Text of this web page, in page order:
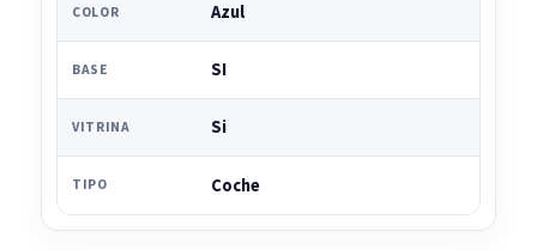
COLOR Azul
BASE SI
VITRINA Si
TIPO Coche